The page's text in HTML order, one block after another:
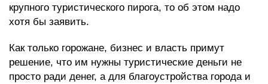
крупного туристического пирога, то об этом надо
хотя бы заявить.
Как только горожане, бизнес и власть примут
решение, что им нужны туристические деньги не
просто ради денег, а для благоустройства города и